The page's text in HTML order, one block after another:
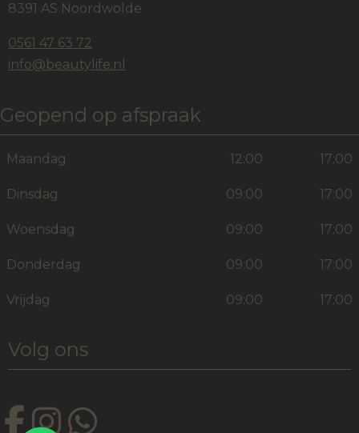
8391 AS Noordwolde
0561 47 63 72
info@beautylife.nl
Geopend op afspraak
Maandag 12:00 17:00
Dinsdag 09:00 17:00
Woensdag 09:00 17:00
Donderdag 09:00 17:00
Vrijdag 09:00 17:00
Volg ons